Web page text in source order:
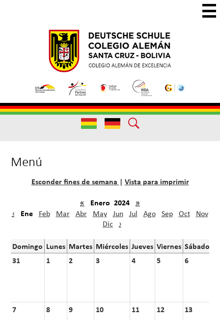
to
main
content
Colegio
Santa
Cruz
Colegio
de
Excelencia
Useful
Links
Useful
Links
Menú
Esconder fines de semana | Vista para imprimir
«
Enero 2024 »
‹ Ene Feb Mar Abr May Jun Jul Ago Sep Oct
Nov
Dic ›
Domingo Lunes Martes Miércoles Jueves Viernes Sábado
31
1 2 3 4 5 6
7 8 9 10 11 12 13